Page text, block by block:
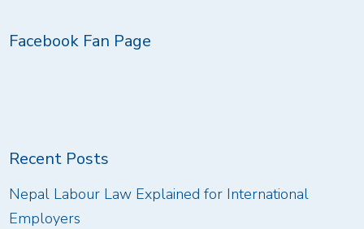
Facebook Fan Page
Recent Posts
Nepal Labour Law Explained for International
Employers